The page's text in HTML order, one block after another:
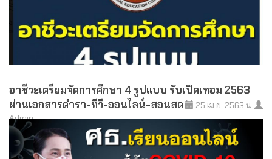
อาชีวะเตรียมจัดการศึกษา 4 รูปแบบ รับเปิดเทอม 2563
ผ่านเอกสารตำรา-ทีวี-ออนไลน์-สอนสด
25 เม.ย. 2563 น.
Admin